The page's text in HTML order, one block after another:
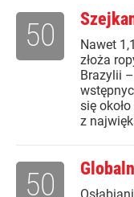
Nawet
złoża
Brazylii
się
z
50
50